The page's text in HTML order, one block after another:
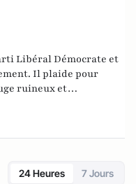
Libéral Démocrate et
Il plaide pour
ruineux et
bâtie sur
Un projet qui pourrait
autonomie totale des
24 Heures 7 Jours